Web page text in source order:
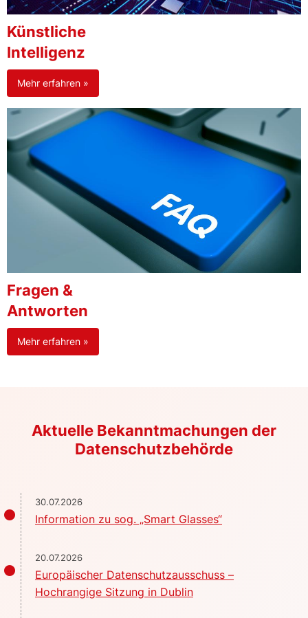
Künstliche
Intelligenz
Mehr erfahren »
Fragen &
Antworten
Mehr erfahren »
Aktuelle Bekanntmachungen der
Datenschutzbehörde
30.07.2026
Information zu sog. „Smart Glasses“
20.07.2026
Europäischer Datenschutzausschuss –
Hochrangige Sitzung in Dublin